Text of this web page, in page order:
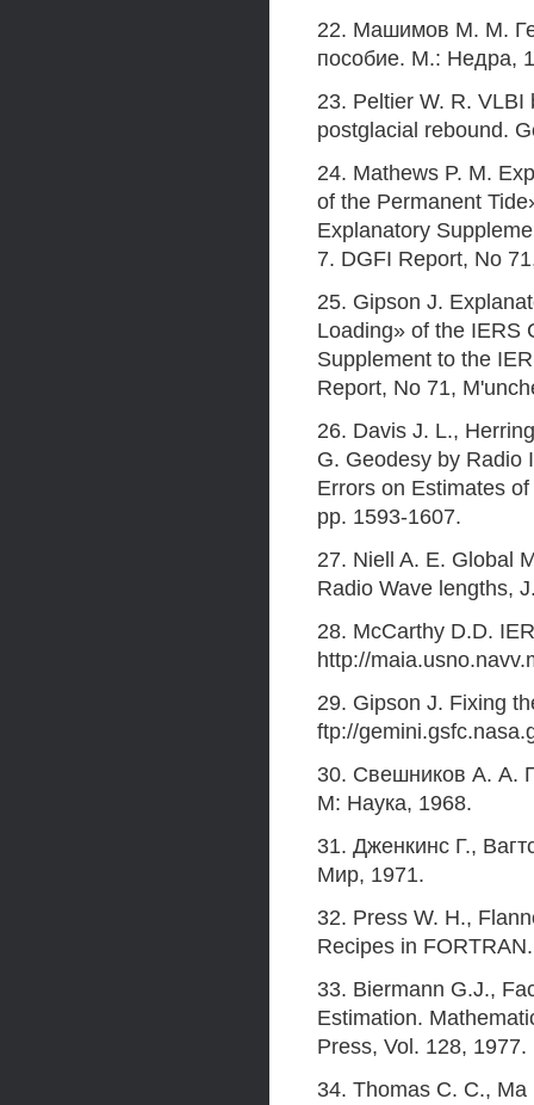
22. Машимов M. M.
пособие. М.: Недра,
23. Peltier W. R.
postglacial rebound.
24. Mathews P. M.
of the Permanent
Explanatory
7. DGFI Report, No
25. Gipson J.
Loading» of the IERS
Supplement to the
Report, No 71,
26. Davis J. L.,
G. Geodesy by Radio
Errors on Estimates
pp. 1593-1607.
27. Niell A. E. Global
Radio Wave lengths,
28. McCarthy D.D.
http://
29. Gipson J. Fixing
ftp://
30. Свешников А. А.
М: Наука, 1968.
31. Дженкинс Г.,
Мир, 1971.
32. Press W. Н.,
Recipes in
33. Biermann G.J.,
Estimation.
Press, Vol. 128, 1977.
34. Thomas С. С., Ma